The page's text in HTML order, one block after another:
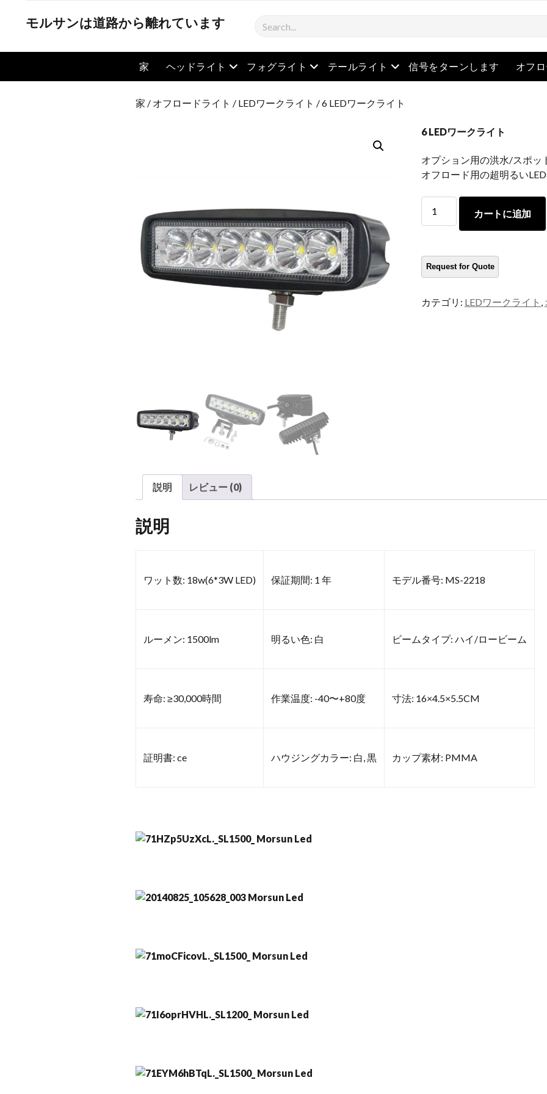
モルサンは道路から離れています
検
家 ヘッドライト メニューを開きます
フォグライト メニューを開きます
テールライト メニューを開きます
信号をターンします オフ
家 / オフロードライト / LEDワークライト / 6 LEDワークライト
6 LEDワークライト
オプション用の洪水/スポッ
オフロード用の超明るい
LED
ク
ラ
ト
カートに追加
カテゴリ: LEDワークライト ,
説明 レビュー (0)
説明
ワット数: 18w(6*3W LED) 保証期間: 1 年 モデル番号: MS-2218
ルーメン: 1500lm 明るい色: 白 ビームタイプ: ハイ/ロービーム
寿命: ≥30,000時間 作業温度: -40〜+80度 寸法: 16×4.5×5.5CM
証明書: ce ハウジングカラー: 白, 黒 カップ素材: PMMA